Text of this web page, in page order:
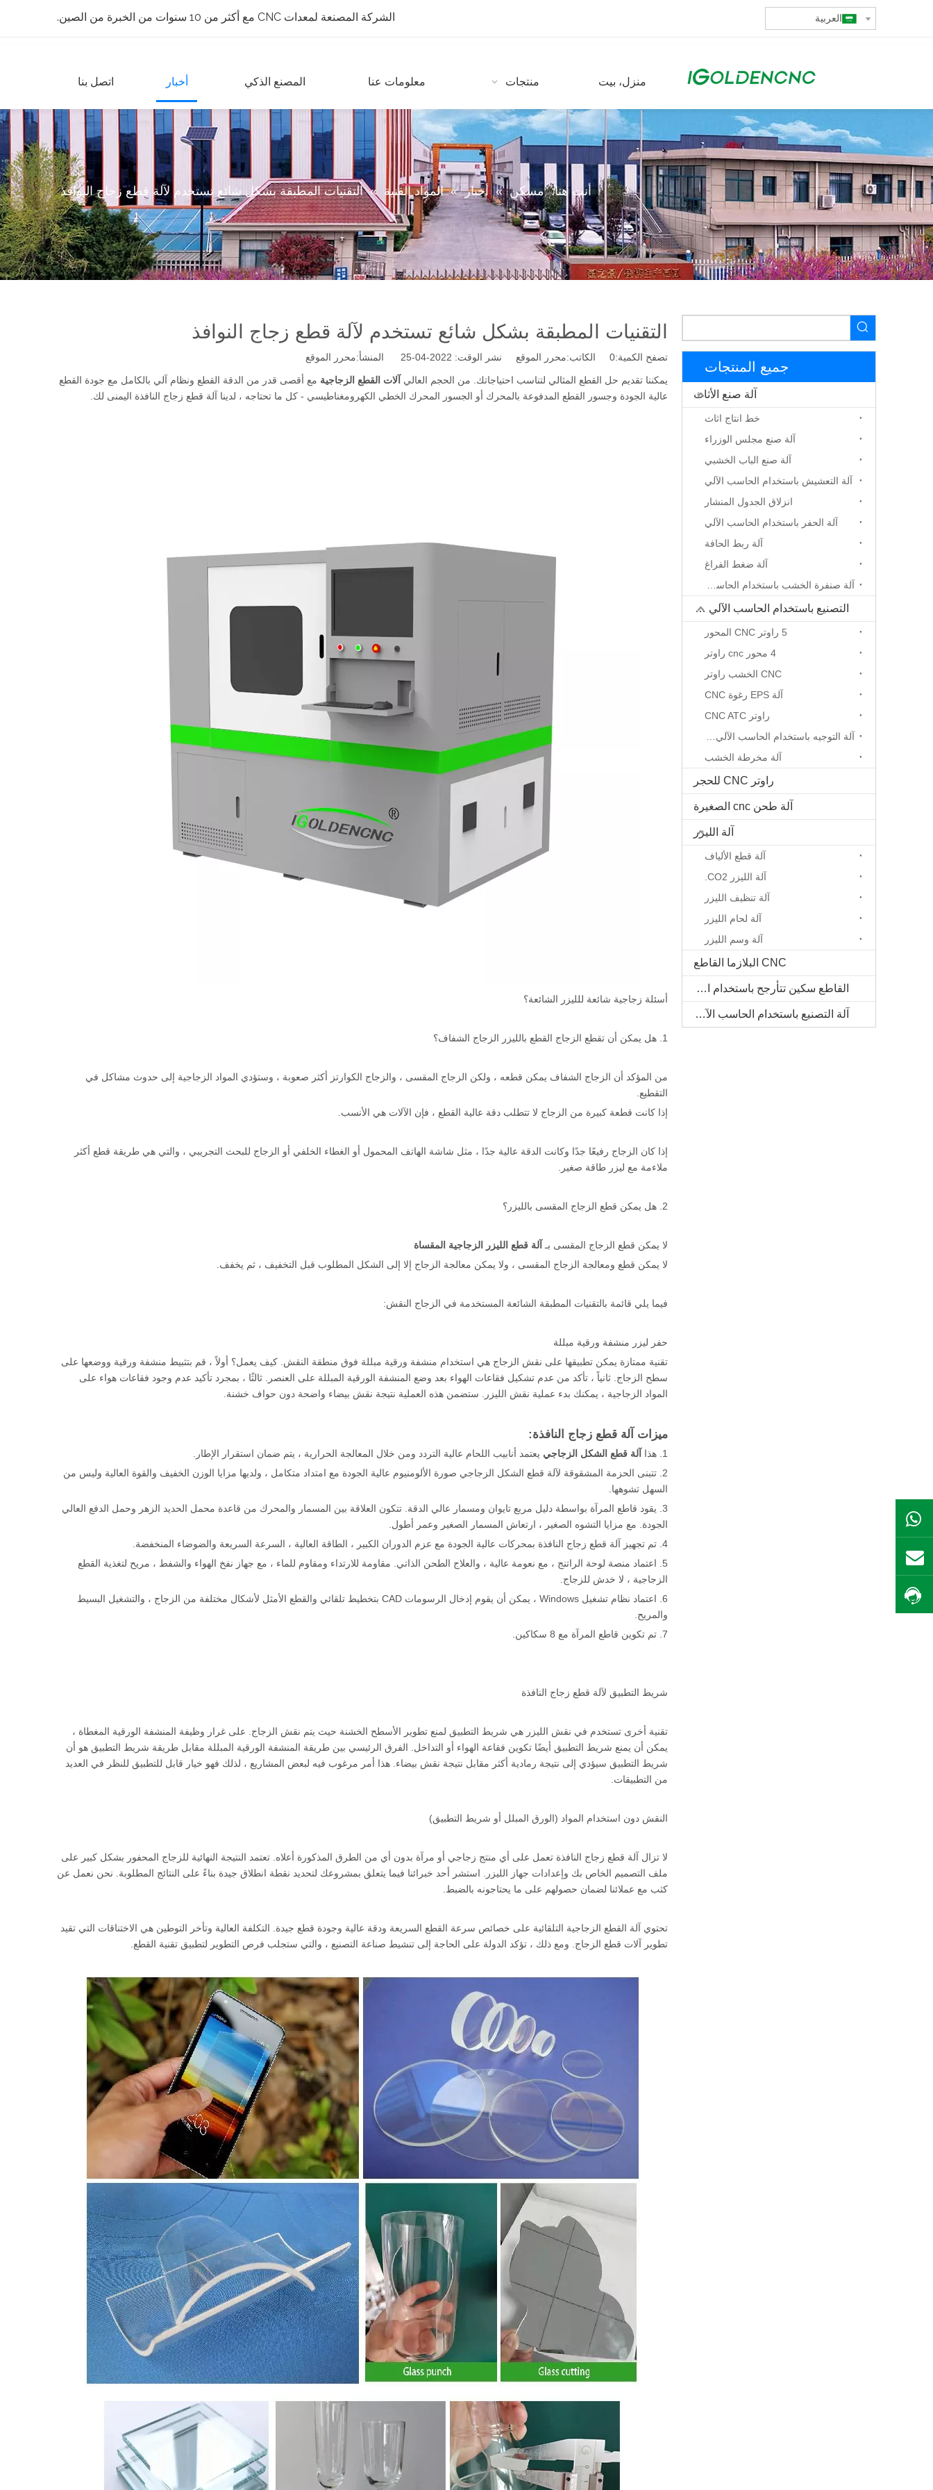
الشركة المصنعة لمعدات CNC مع أكثر من 10 سنوات من الخبرة من الصين. العربية
منزل، بيت منتجات معلومات عنا المصنع الذكي أخبار اتصل بنا
أنت هنا: مسكن » أخبار » المواد الفنية » التقنيات المطبقة بشكل شائع تستخدم لآلة قطع زجاج النوافذ
التقنيات المطبقة بشكل شائع تستخدم لآلة قطع زجاج النوافذ
تصفح الكمية:0 الكاتب:محرر الموقع نشر الوقت: 2022-04-25 المنشأ: محرر الموقع
يمكننا تقديم حل القطع المثالي لتناسب احتياجاتك. من الحجم العالي آلات القطع الزجاجية مع أقصى قدر من الدقة القطع ونظام آلي بالكامل مع جودة القطع
عالية الجودة وجسور القطع المدفوعة بالمحرك أو الجسور المحرك الخطي الكهرومغناطيسي - كل ما تحتاجه ، لدينا آلة قطع زجاج النافذة اليمنى لك.
أسئلة زجاجية شائعة للليزر الشائعة؟
1. هل يمكن أن تقطع الزجاج القطع بالليزر الزجاج الشفاف؟
من المؤكد أن الزجاج الشفاف يمكن قطعه ، ولكن الزجاج المقسى ، والزجاج الكوارتز أكثر صعوبة ، وستؤدي المواد الزجاجية إلى حدوث مشاكل في
التقطيع.
إذا كانت قطعة كبيرة من الزجاج لا تتطلب دقة عالية القطع ، فإن الآلات هي الأنسب.
إذا كان الزجاج رفيعًا جدًا وكانت الدقة عالية جدًا ، مثل شاشة الهاتف المحمول أو الغطاء الخلفي أو الزجاج للبحث التجريبي ، والتي هي طريقة قطع أكثر
ملاءمة مع ليزر طاقة صغير.
2. هل يمكن قطع الزجاج المقسى بالليزر؟
لا يمكن قطع الزجاج المقسى بـ آلة قطع الليزر الزجاجية المقساة
لا يمكن قطع ومعالجة الزجاج المقسى ، ولا يمكن معالجة الزجاج إلا إلى الشكل المطلوب قبل التخفيف ، ثم يخفف.
فيما يلي قائمة بالتقنيات المطبقة الشائعة المستخدمة في الزجاج النقش:
حفر ليزر منشفة ورقية مبللة
تقنية ممتازة يمكن تطبيقها على نقش الزجاج هي استخدام منشفة ورقية مبللة فوق منطقة النقش. كيف يعمل؟ أولاً ، قم بتثبيط منشفة ورقية ووضعها على
سطح الزجاج. ثانياً ، تأكد من عدم تشكيل فقاعات الهواء بعد وضع المنشفة الورقية المبللة على العنصر. ثالثًا ، بمجرد تأكيد عدم وجود فقاعات هواء على
المواد الزجاجية ، يمكنك بدء عملية نقش الليزر. ستضمن هذه العملية نتيجة نقش بيضاء واضحة دون حواف خشنة.
ميزات آلة قطع زجاج النافذة:
1. هذا آلة قطع الشكل الزجاجي يعتمد أنابيب اللحام عالية التردد ومن خلال المعالجة الحرارية ، يتم ضمان استقرار الإطار.
2. تتبنى الحزمة المشقوقة لآلة قطع الشكل الزجاجي صورة الألومنيوم عالية الجودة مع امتداد متكامل ، ولديها مزايا الوزن الخفيف والقوة العالية وليس من
السهل تشوهها.
3. يقود قاطع المرآة بواسطة دليل مربع تايوان ومسمار عالي الدقة. تتكون العلاقة بين المسمار والمحرك من قاعدة محمل الحديد الزهر وحمل الدفع العالي
الجودة. مع مزايا التشوه الصغير ، ارتعاش المسمار الصغير وعمر أطول.
4. تم تجهيز آلة قطع زجاج النافذة بمحركات عالية الجودة مع عزم الدوران الكبير ، الطاقة العالية ، السرعة السريعة والضوضاء المنخفضة.
5. اعتماد منصة لوحة الراتنج ، مع نعومة عالية ، والعلاج الطحن الذاتي. مقاومة للارتداء ومقاوم للماء ، مع جهاز نفخ الهواء والشفط ، مريح لتغذية القطع
الزجاجية ، لا خدش للزجاج.
6. اعتماد نظام تشغيل Windows ، يمكن أن يقوم إدخال الرسومات CAD بتخطيط تلقائي والقطع الأمثل لأشكال مختلفة من الزجاج ، والتشغيل البسيط
والمريح.
7. تم تكوين قاطع المرآة مع 8 سكاكين.
شريط التطبيق لآلة قطع زجاج النافذة
تقنية أخرى تستخدم في نقش الليزر هي شريط التطبيق لمنع تطوير الأسطح الخشنة حيث يتم نقش الزجاج. على غرار وظيفة المنشفة الورقية المغطاة ،
يمكن أن يمنع شريط التطبيق أيضًا تكوين فقاعة الهواء أو التداخل. الفرق الرئيسي بين طريقة المنشفة الورقية المبللة مقابل طريقة شريط التطبيق هو أن
شريط التطبيق سيؤدي إلى نتيجة رمادية أكثر مقابل نتيجة نقش بيضاء. هذا أمر مرغوب فيه لبعض المشاريع ، لذلك فهو خيار قابل للتطبيق للنظر في العديد
من التطبيقات.
النقش دون استخدام المواد (الورق المبلل أو شريط التطبيق)
لا تزال آلة قطع زجاج النافذة تعمل على أي منتج زجاجي أو مرآة بدون أي من الطرق المذكورة أعلاه. تعتمد النتيجة النهائية للزجاج المحفور بشكل كبير على
ملف التصميم الخاص بك وإعدادات جهاز الليزر. استشر أحد خبرائنا فيما يتعلق بمشروعك لتحديد نقطة انطلاق جيدة بناءً على النتائج المطلوبة. نحن نعمل عن
كثب مع عملائنا لضمان حصولهم على ما يحتاجونه بالضبط.
تحتوي آلة القطع الزجاجية التلقائية على خصائص سرعة القطع السريعة ودقة عالية وجودة قطع جيدة. التكلفة العالية وتأخر التوطين هي الاختناقات التي تقيد
تطوير آلات قطع الزجاج. ومع ذلك ، تؤكد الدولة على الحاجة إلى تنشيط صناعة التصنيع ، والتي ستجلب فرص التطوير لتطبيق تقنية القطع.
جميع المنتجات
آلة صنع الأثاث
خط انتاج اثاث
آلة صنع مجلس الوزراء
آلة صنع الباب الخشبي
آلة التعشيش باستخدام الحاسب الآلي
انزلاق الجدول المنشار
آلة الحفر باستخدام الحاسب الآلي
آلة ربط الحافة
آلة ضغط الفراغ
التصنيع باستخدام الحاسب الآلي جهاز التوجيه
5 راوتر CNC المحور
4 محور cnc راوتر
CNC الخشب راوتر
آلة EPS رغوة CNC
راوتر CNC ATC
آلة مخرطة الخشب
راوتر CNC للحجر
آلة طحن cnc الصغيرة
آلة الليزر
آلة قطع الألياف
آلة الليزر CO2.
آلة تنظيف الليزر
آلة لحام الليزر
آلة وسم الليزر
CNC البلازما القاطع
القاطع سكين تتأرجح باستخدام الحاسب الآلي
آلة التصنيع باستخدام الحاسب الآلي الخشب الصلب